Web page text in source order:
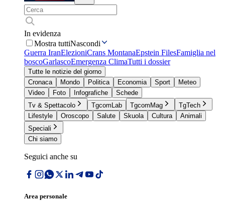
In evidenza
Mostra tuttiNascondi
Guerra IranElezioniCrans MontanaEpstein FilesFamiglia nel
boscoGarlascoEmergenza ClimaTutti i dossier
Tutte le notizie del giorno
Cronaca
Mondo Politica Economia Sport
Meteo
Video
Foto Infografiche
Schede
Tv & Spettacolo
TgcomLab TgcomMag
TgTech
Lifestyle
Oroscopo Salute Skuola Cultura
Animali
Speciali
Chi siamo
Seguici anche su
Area personale